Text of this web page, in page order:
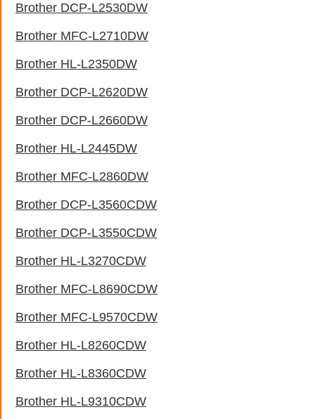
Brother DCP-L2530DW
Brother MFC-L2710DW
Brother HL-L2350DW
Brother DCP-L2620DW
Brother DCP-L2660DW
Brother HL-L2445DW
Brother MFC-L2860DW
Brother DCP-L3560CDW
Brother DCP-L3550CDW
Brother HL-L3270CDW
Brother MFC-L8690CDW
Brother MFC-L9570CDW
Brother HL-L8260CDW
Brother HL-L8360CDW
Brother HL-L9310CDW